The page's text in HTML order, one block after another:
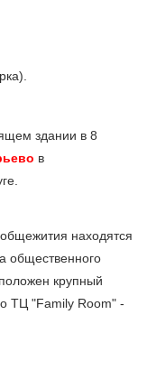
здании в 8
в
находятся
общественного
крупный
ТЦ "Family Room" -